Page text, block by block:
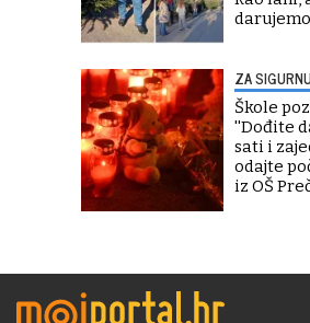
ZA
Škole
''Dođite
sati i
odajte
iz OŠ